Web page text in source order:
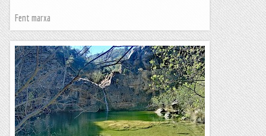
Fent marxa